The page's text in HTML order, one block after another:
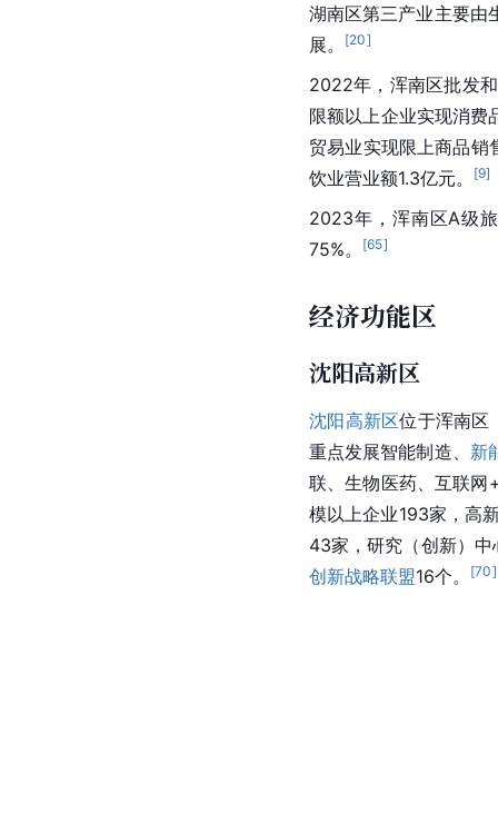
湖南区第三产业主要由
展。
[20]
2022年，浑南区批发
限额以上企业实现消
贸易业实现限上商品销
饮业营业额1.3亿元。
[9]
2023年，浑南区A级
75%。
[65]
经济功能区
沈阳高新区
沈阳高新区位于浑南区
重点发展智能制造、 新
联、生物医药、互联网
模以上企业193家，高
43家，研究（创新）
创新战略联盟16个。 [70]